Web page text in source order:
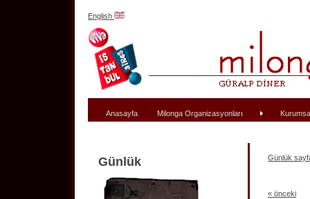
English
Anasayfa Milonga Organizasyonları
Günlük Günlük
« önceki